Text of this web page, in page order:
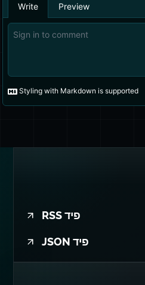
פיד RSS
פיד JSON